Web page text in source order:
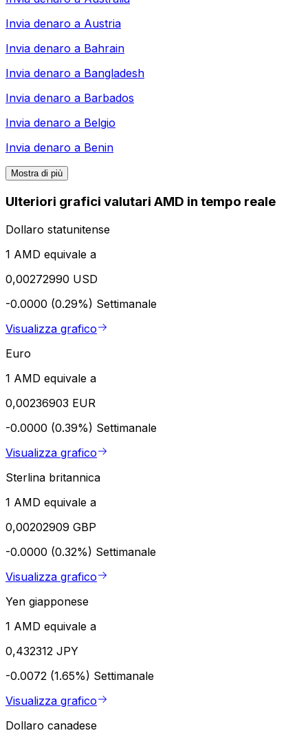
Invia denaro a Austria
Invia denaro a Bahrain
Invia denaro a Bangladesh
Invia denaro a Barbados
Invia denaro a Belgio
Invia denaro a Benin
Mostra di più
Ulteriori grafici valutari AMD in tempo reale
Dollaro statunitense
1 AMD equivale a
0,00272990 USD
-0.0000 (0.29%) Settimanale
Visualizza grafico
Euro
1 AMD equivale a
0,00236903 EUR
-0.0000 (0.39%) Settimanale
Visualizza grafico
Sterlina britannica
1 AMD equivale a
0,00202909 GBP
-0.0000 (0.32%) Settimanale
Visualizza grafico
Yen giapponese
1 AMD equivale a
0,432312 JPY
-0.0072 (1.65%) Settimanale
Visualizza grafico
Dollaro canadese